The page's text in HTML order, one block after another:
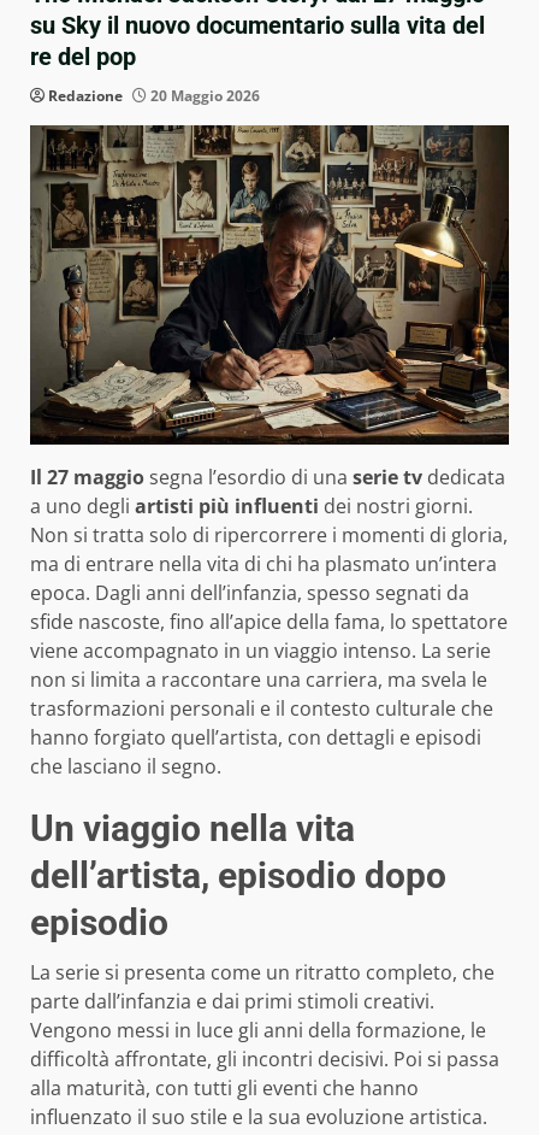
su Sky il nuovo documentario sulla vita del
re del pop
Redazione 20 Maggio 2026
Il 27 maggiosegna l’esordio di una serie tv dedicata
a uno degli artisti più influenti dei nostri giorni.
Non si tratta solo di ripercorrere i momenti di gloria,
ma di entrare nella vita di chi ha plasmato un’intera
epoca. Dagli anni dell’infanzia, spesso segnati da
sfide nascoste, fino all’apice della fama, lo spettatore
viene accompagnato in un viaggio intenso. La serie
non si limita a raccontare una carriera, ma svela le
trasformazioni personali e il contesto culturale che
hanno forgiato quell’artista, con dettagli e episodi
che lasciano il segno.
Un viaggio nella vita
dell’artista, episodio dopo
episodio
La serie si presenta come un ritratto completo, che
parte dall’infanzia e dai primi stimoli creativi.
Vengono messi in luce gli anni della formazione, le
difficoltà affrontate, gli incontri decisivi. Poi si passa
alla maturità, con tutti gli eventi che hanno
influenzato il suo stile e la sua evoluzione artistica.